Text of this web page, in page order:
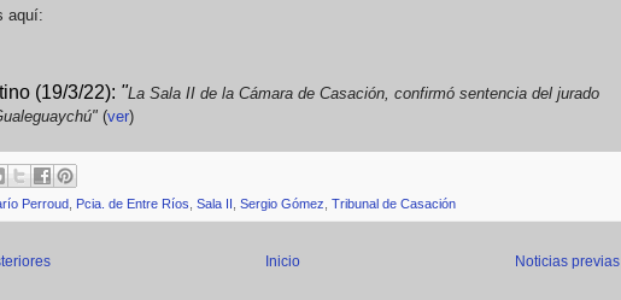
aquí:
(19/3/22): "La Sala II de la Cámara de Casación, confirmó sentencia del jurado
(ver)
Perroud Pcia. de Entre Ríos Sala II Sergio Gómez Tribunal de Casación
Noticias previas
Inicio